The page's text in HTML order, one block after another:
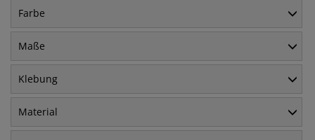
Farbe
Maße
Klebung
Material